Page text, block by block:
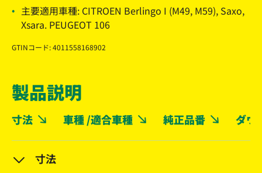
主要適用車種: CITROEN Berlingo I (M49, M59), Saxo,
Xsara. PEUGEOT 106
GTINコード: 4011558168902
製品説明
寸法 車種 /適合車種 純正品番 ダウ
寸法